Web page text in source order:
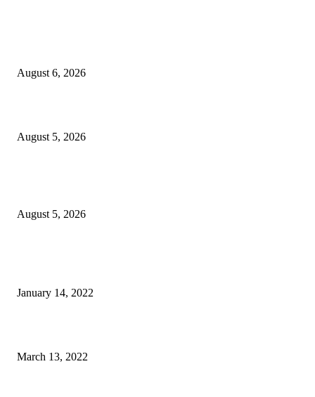
August 6, 2026
August 5, 2026
August 5, 2026
January 14, 2022
March 13, 2022